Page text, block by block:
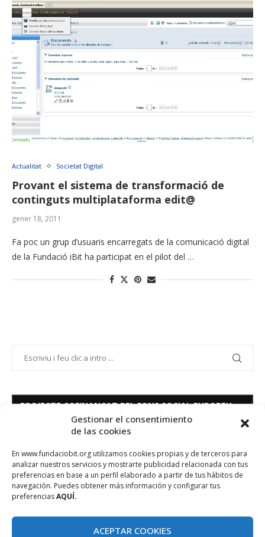
Gestionar el consentimiento
de las cookies
En www.fundaciobit.org utilizamos cookies propias y de terceros para
analizar nuestros servicios y mostrarte publicidad relacionada con tus
preferencias en base a un perfil elaborado a partir de tus hábitos de
navegación. Puedes obtener más información y configurar tus
preferenciasAQUÍ.
ACEPTAR COOKIES
Actualitat Societat Digital
Provant el sistema de transformació de
continguts multiplataforma edit@
gener 18, 2011
Fa poc un grup d’usuaris encarregats de la comunicació digital
de la Fundació iBit ha participat en el pilot del …
PROJECTE COFINANÇAT PEL FONS SOCIAL EUROPEU